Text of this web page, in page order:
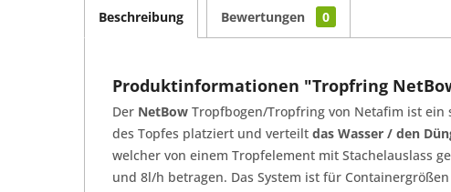
Beschreibung Bewertungen 0
Produktinformationen "Tropfring
Der NetBow Tropfbogen/Tropfring von Netafim ist ein
des Topfes platziert und verteilt das Wasser / den
welcher von einem Tropfelement mit Stachelauslass
und 8l/h betragen. Das System ist für